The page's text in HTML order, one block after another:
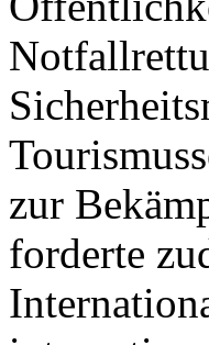
zur
forderte